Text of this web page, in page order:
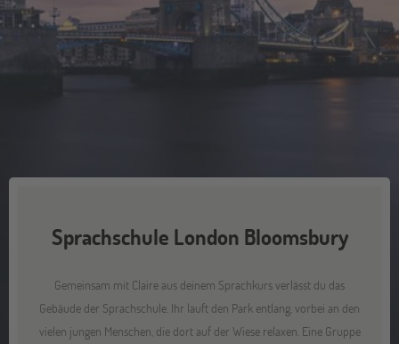
Sprachschule London Bloomsbury
Gemeinsam mit Claire aus deinem Sprachkurs verlässt du das
Gebäude der Sprachschule. Ihr lauft den Park entlang, vorbei an den
vielen jungen Menschen, die dort auf der Wiese relaxen. Eine Gruppe